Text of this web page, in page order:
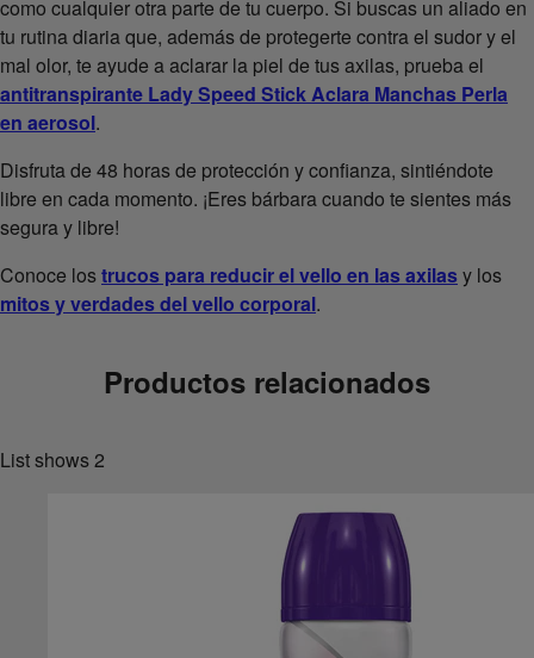
como cualquier otra parte de tu cuerpo. Si buscas un aliado en
tu rutina diaria que, además de protegerte contra el sudor y el
mal olor, te ayude a aclarar la piel de tus axilas, prueba el
antitranspirante Lady Speed Stick Aclara Manchas Perla
en aerosol.
Disfruta de 48 horas de protección y confianza, sintiéndote
libre en cada momento. ¡Eres bárbara cuando te sientes más
segura y libre!
Conoce lostrucos para reducir el vello en las axilasy los
mitos y verdades del vello corporal.
Productos relacionados
List shows2